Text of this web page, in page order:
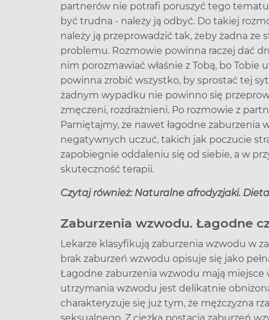
partnerów nie potrafi poruszyć tego
być trudna - należy ją odbyć. Do takiej
należy ją przeprowadzić tak, żeby żadna ze
problemu. Rozmowie powinna raczej dać
nim porozmawiać właśnie z Tobą, bo Tobie
powinna zrobić wszystko, by sprostać tej
żadnym wypadku nie powinno się
zmęczeni, rozdrażnieni. Po rozmowie z
Pamiętajmy, że nawet łagodne zaburzenia
negatywnych uczuć, takich jak poczucie
zapobiegnie oddaleniu się od siebie, a w
skuteczność terapii.
Czytaj również: Naturalne afrodyzjaki.
Zaburzenia wzwodu. Łagodne
Lekarze klasyfikują zaburzenia wzwodu w
brak zaburzeń wzwodu opisuje się jako
Łagodne zaburzenia wzwodu mają miejsce
utrzymania wzwodu jest delikatnie
charakteryzuje się już tym, że mężczyzna